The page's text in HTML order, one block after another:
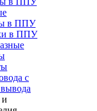
в ППУ
в ППУ
с